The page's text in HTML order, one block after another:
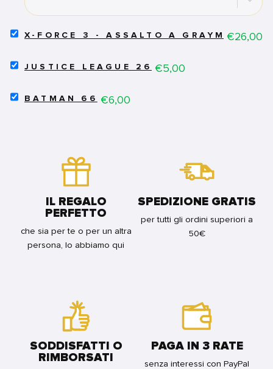
BUNDLE
SELECT
3
A
X-FORCE 3 - ASSALTO A GRAYMALKIN
Price
€26,00
SELECT
26
JUSTICE LEAGUE 26 Price
€5,00
SELECT
BATMAN 66 Price
€6,00
IL REGALO
PERFETTO
che sia per te o per un altra
persona, lo abbiamo qui
SPEDIZIONE GRATIS
per tutti gli ordini superiori a
50€
SODDISFATTI O
RIMBORSATI
PAGA IN 3 RATE
senza interessi con PayPal